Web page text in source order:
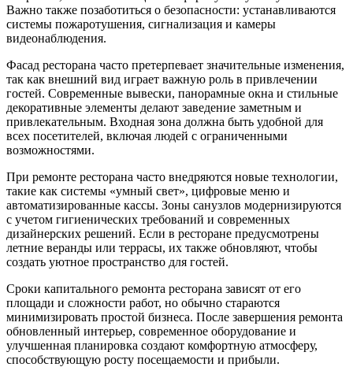
Важно также позаботиться о безопасности: устанавливаются
системы пожаротушения, сигнализация и камеры
видеонаблюдения.
Фасад ресторана часто претерпевает значительные изменения,
так как внешний вид играет важную роль в привлечении
гостей. Современные вывески, панорамные окна и стильные
декоративные элементы делают заведение заметным и
привлекательным. Входная зона должна быть удобной для
всех посетителей, включая людей с ограниченными
возможностями.
При ремонте ресторана часто внедряются новые технологии,
такие как системы «умный свет», цифровые меню и
автоматизированные кассы. Зоны санузлов модернизируются
с учетом гигиенических требований и современных
дизайнерских решений. Если в ресторане предусмотрены
летние веранды или террасы, их также обновляют, чтобы
создать уютное пространство для гостей.
Сроки капитального ремонта ресторана зависят от его
площади и сложности работ, но обычно стараются
минимизировать простой бизнеса. После завершения ремонта
обновленный интерьер, современное оборудование и
улучшенная планировка создают комфортную атмосферу,
способствующую росту посещаемости и прибыли.